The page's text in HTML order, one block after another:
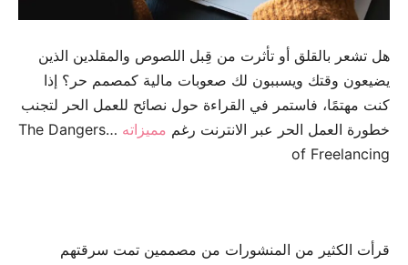
هل تشعر بالقلق أو تأثرت من قِبل اللصوص والمقلدين الذين
يضيعون وقتك ويسببون لك صعوبات مالية كمصمم حر؟ إذا
كنت مهتمًا، فاستمر في القراءة حول نصائح للعمل الحر لتجنب
خطورة العمل الحر عبر الانترنت رغم مميزاته
…The Dangers
of Freelancing
قرأت الكثير من المنشورات من مصممين تمت سرقتهم